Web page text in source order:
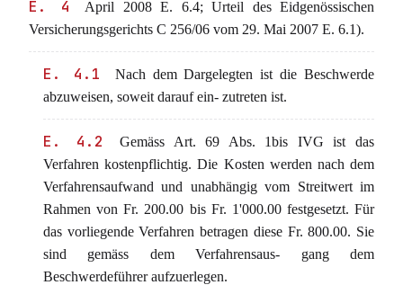
E. 4
April 2008 E. 6.4; Urteil des Eidgenössischen
Versicherungsgerichts C 256/06 vom 29. Mai 2007 E. 6.1).
E. 4.1
Nach dem Dargelegten ist die Beschwerde
abzuweisen, soweit darauf ein- zutreten ist.
E. 4.2
Gemäss Art. 69 Abs. 1bis IVG ist das
Verfahren kostenpflichtig. Die Kosten werden nach dem
Verfahrensaufwand und unabhängig vom Streitwert im
Rahmen von Fr. 200.00 bis Fr. 1'000.00 festgesetzt. Für
das vorliegende Verfahren betragen diese Fr. 800.00. Sie
sind gemäss dem Verfahrensaus- gang dem
Beschwerdeführer aufzuerlegen.